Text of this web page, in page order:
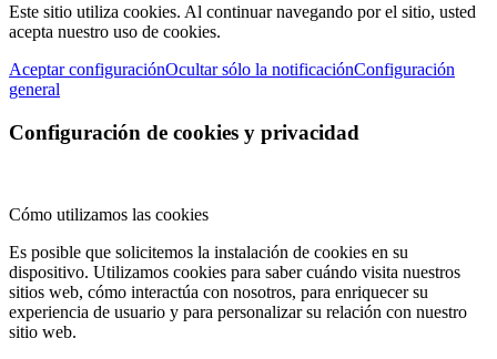
Este sitio utiliza cookies. Al continuar navegando por el sitio, usted
acepta nuestro uso de cookies.
Aceptar configuraciónOcultar sólo la notificaciónConfiguración
general
Configuración de cookies y privacidad
Cómo utilizamos las cookies
Es posible que solicitemos la instalación de cookies en su
dispositivo. Utilizamos cookies para saber cuándo visita nuestros
sitios web, cómo interactúa con nosotros, para enriquecer su
experiencia de usuario y para personalizar su relación con nuestro
sitio web.